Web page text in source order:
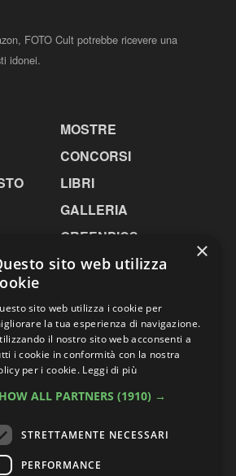
FOTO Cult potrebbe ricevere una
idonei.
MOSTRE
CONCORSI
LIBRI
GALLERIA
GREENPICS
LA RIVISTA
Retro Photography Kit: l’iPhone si
da fotocamera, ma ha davvero
artistiche sui paesaggi
×
sito web utilizza
sito web utilizza i cookie per
la tua esperienza di navigazione.
il nostro sito web acconsenti a
i cookie in conformità con la nostra
per i cookie. Leggi di più
ALL PARTNERS (1910) →
STRETTAMENTE NECESSARI
PERFORMANCE